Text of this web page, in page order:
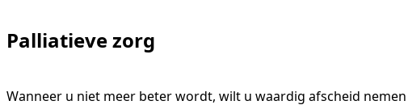
Palliatieve zorg
Wanneer u niet meer beter wordt, wilt u waardig afscheid